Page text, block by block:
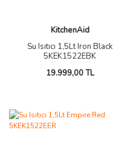
KitchenAid
Su Isıtıcı 1,5Lt Iron Black
5KEK1522EBK
19.999,00 TL